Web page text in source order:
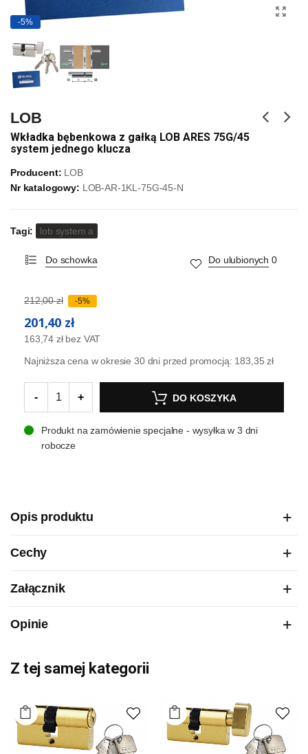
-5%
LOB
Wkładka bębenkowa z gałką LOB ARES 75G/45
system jednego klucza
Producent: LOB
Nr katalogowy: LOB-AR-1KL-75G-45-N
Tagi: lob system a
Do schowka Do ulubionych 0
212,00 zł -5%
201,40 zł
163,74 zł bez VAT
Najniższa cena w okresie 30 dni przed promocją: 183,35 zł
- + DO KOSZYKA
Produkt na zamówienie specjalne - wysyłka w 3 dni
robocze
Opis produktu
Cechy
Załącznik
Opinie
Z tej samej kategorii